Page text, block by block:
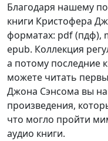
Благодаря нашему
книги Кристофера
форматах: pdf (пдф),
epub. Коллекция
а потому последние
можете читать
Джона Сэнсома вы
произведения,
что могло пройти
аудио книги.